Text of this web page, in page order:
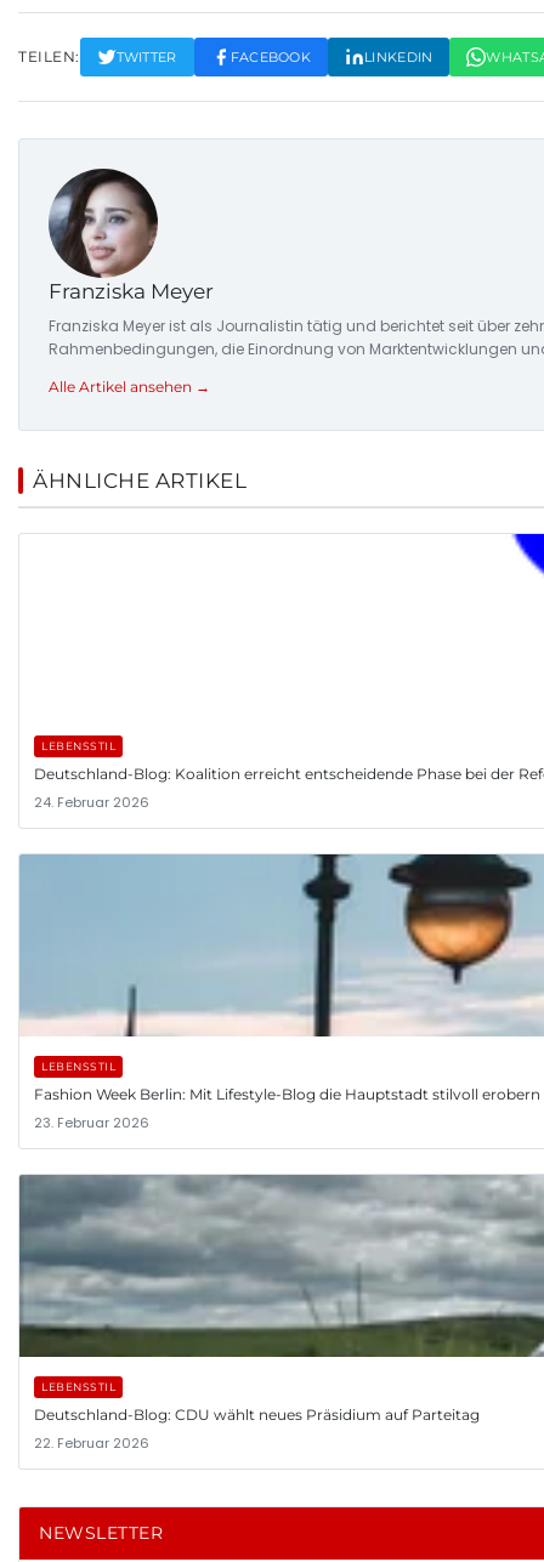
TEILEN: TWITTER FACEBOOK LINKEDIN
Franziska Meyer
Franziska Meyer ist als Journalistin tätig und berichtet seit über
Rahmenbedingungen, die Einordnung von Marktentwicklungen
Alle Artikel ansehen →
ÄHNLICHE ARTIKEL
LEBENSSTIL
Deutschland-Blog: Koalition erreicht entscheidende Phase bei der
24. Februar 2026
LEBENSSTIL
Fashion Week Berlin: Mit Lifestyle-Blog die Hauptstadt stilvoll erobern
23. Februar 2026
LEBENSSTIL
Deutschland-Blog: CDU wählt neues Präsidium auf Parteitag
22. Februar 2026
NEWSLETTER